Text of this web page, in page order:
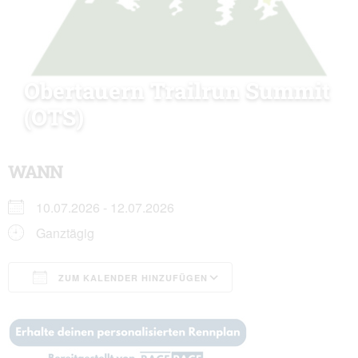
Obertauern Trailrun Summit
(OTS)
WANN
10.07.2026 - 12.07.2026
Ganztägig
ZUM KALENDER HINZUFÜGEN